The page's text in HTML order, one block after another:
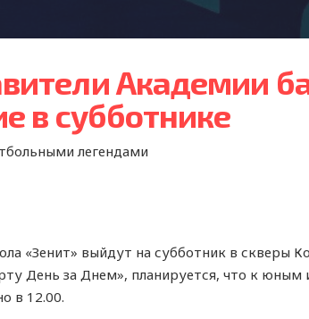
Академии
в субботнике
легендами
«Зенит» выйдут на субботник в скверы
День за Днем», планируется, что к
в 12.00.